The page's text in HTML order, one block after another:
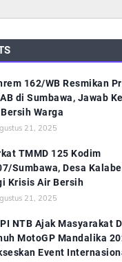
162/WB Resmikan
di Sumbawa, Jawab
Warga
21, 2025
TMMD 125 Kodim
Sumbawa, Desa
Krisis Air Bersih
21, 2025
NTB Ajak Masyarakat
MotoGP Mandalika
Event